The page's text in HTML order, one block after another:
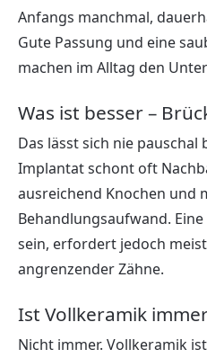
Anfangs manchmal,
Gute Passung und eine
machen im Alltag den
Was ist besser –
Das lässt sich nie pauschal
Implantat schont oft
ausreichend Knochen und
Behandlungsaufwand.
sein, erfordert jedoch
angrenzender Zähne.
Ist Vollkeramik
Nicht immer. Vollkeramik